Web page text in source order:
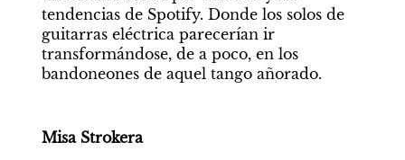
tendencias de Spotify. Donde los solos de
guitarras eléctrica parecerían ir
transformándose, de a poco, en los
bandoneones de aquel tango añorado.
Misa Strokera